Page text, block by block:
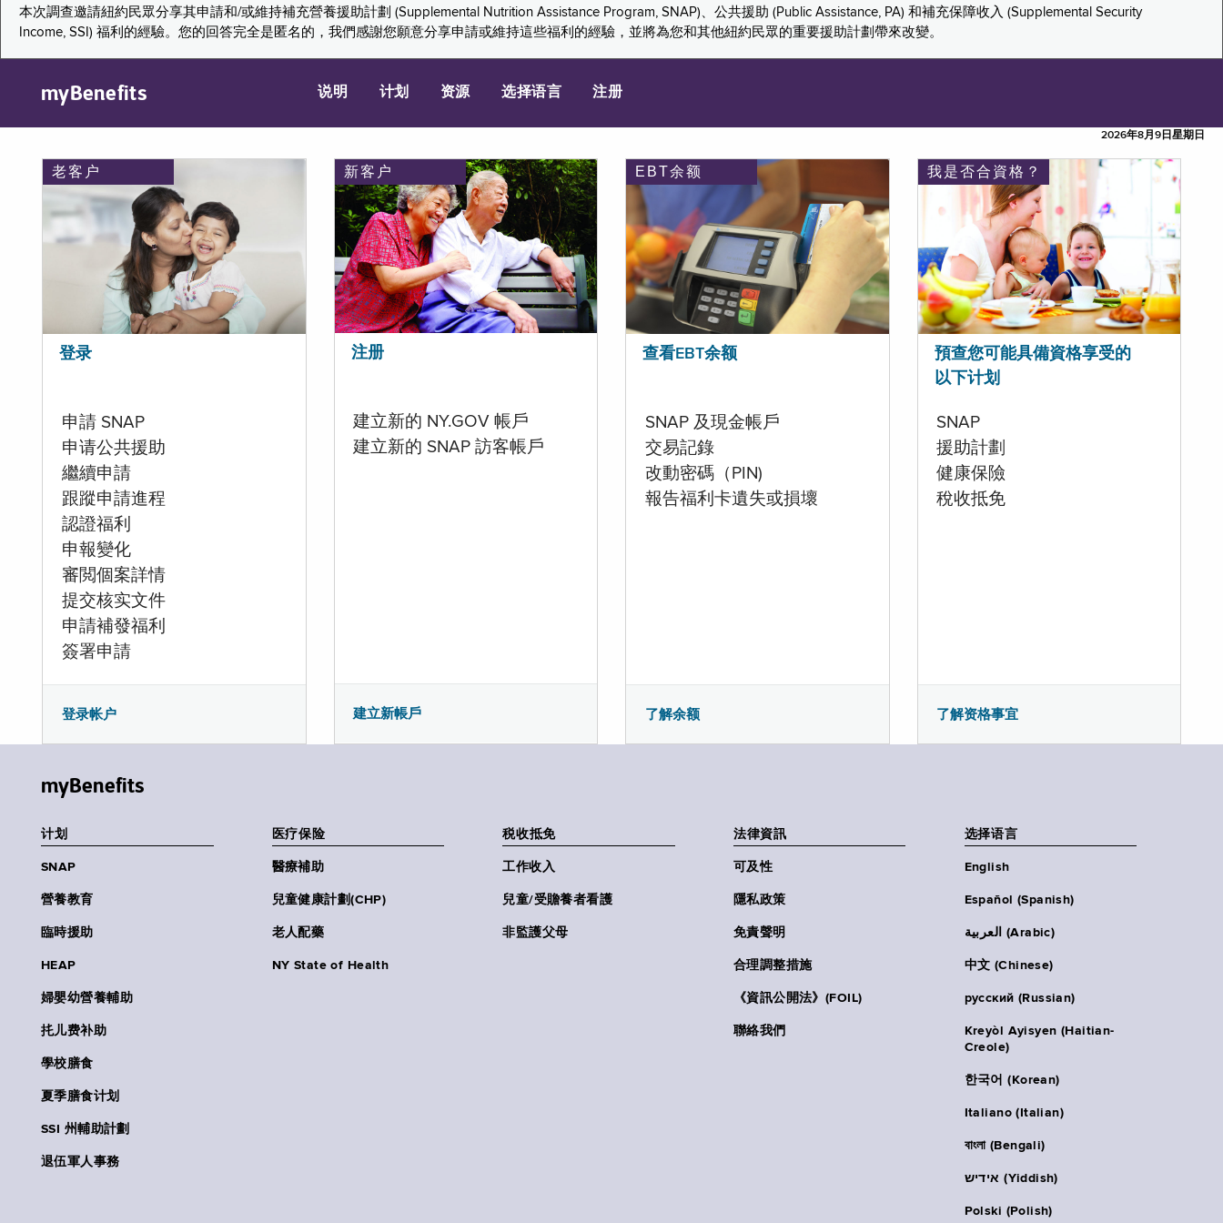
本次調查邀請紐約民眾分享其申請和/或維持補充營養援助計劃 (Supplemental Nutrition Assistance Program, SNAP)、公共援助 (Public Assistance, PA) 和補充保障收入 (Supplemental Security
Income, SSI) 福利的經驗。您的回答完全是匿名的，我們感謝您願意分享申請或維持這些福利的經驗，並將為您和其他紐約民眾的重要援助計劃帶來改變。
myBenefits 说明 计划 资源 选择语言 注册
2026年8月9日星期日
老客户
登录
申請 SNAP
申请公共援助
繼續申請
跟蹤申請進程
認證福利
申報變化
審閲個案詳情
提交核实文件
申請補發福利
簽署申請
登录帐户
新客户
注册
建立新的 NY.GOV 帳戶
建立新的 SNAP 訪客帳戶
建立新帳戶
EBT余额
查看EBT余额
SNAP 及現金帳戶
交易記錄
改動密碼（PIN)
報告福利卡遺失或損壞
了解余额
我是否合資格？
預查您可能具備資格享受的
以下计划
SNAP
援助計劃
健康保險
稅收抵免
了解资格事宜
myBenefits
计划
SNAP
營養教育
臨時援助
HEAP
婦嬰幼營養輔助
扥儿费补助
學校膳食
夏季膳食计划
SSI 州輔助計劃
退伍軍人事務
医疗保险
醫療補助
兒童健康計劃(CHP)
老人配藥
NY State of Health
税收抵免
工作收入
兒童/受贍養者看護
非監護父母
法律資訊
可及性
隱私政策
免責聲明
合理調整措施
《資訊公開法》(FOIL)
聯絡我們
选择语言
English
Español (Spanish)
العربية (Arabic)
中文 (Chinese)
русский (Russian)
Kreyòl Ayisyen (Haitian-
Creole)
한국어 (Korean)
Italiano (Italian)
বাংলা (Bengali)
אידיש (Yiddish)
Polski (Polish)